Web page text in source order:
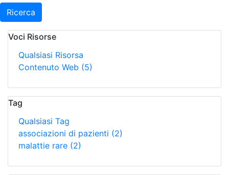
Ricerca
Voci Risorse
Qualsiasi Risorsa
Contenuto Web (5)
Tag
Qualsiasi Tag
associazioni di pazienti (2)
malattie rare (2)